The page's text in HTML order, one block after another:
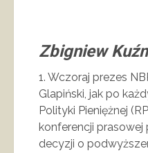
Zbigniew
1. Wczoraj prezes
Glapiński, jak po
Polityki Pieniężnej
konferencji prasowej
decyzji o